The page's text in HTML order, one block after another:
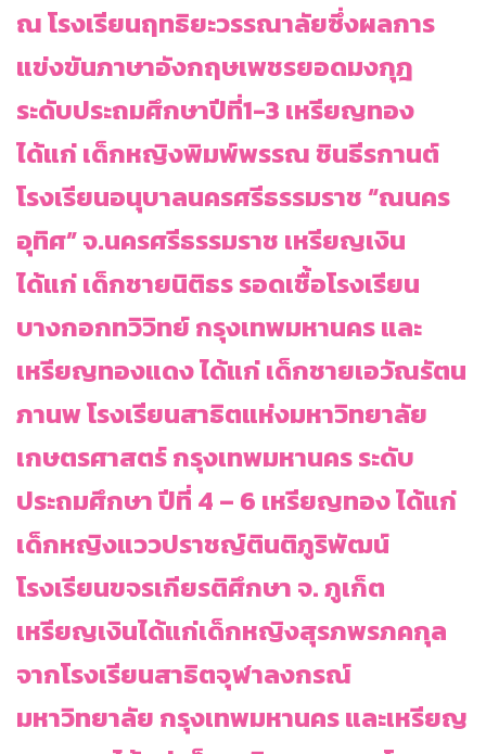
ณ โรงเรียนฤทธิยะวรรณาลัยซึ่งผลการ
แข่งขันภาษาอังกฤษเพชรยอดมงกุฎ
ระดับประถมศึกษาปีที่1-3 เหรียญทอง
ได้แก่ เด็กหญิงพิมพ์พรรณ ชินธีรกานต์
โรงเรียนอนุบาลนครศรีธรรมราช “ณนคร
อุทิศ” จ.นครศรีธรรมราช เหรียญเงิน
ได้แก่ เด็กชายนิติธร รอดเชื้อโรงเรียน
บางกอกทวิวิทย์ กรุงเทพมหานคร และ
เหรียญทองแดง ได้แก่ เด็กชายเอวัณรัตน
ภานพ โรงเรียนสาธิตแห่งมหาวิทยาลัย
เกษตรศาสตร์ กรุงเทพมหานคร ระดับ
ประถมศึกษา ปีที่ 4 – 6 เหรียญทอง ได้แก่
เด็กหญิงแววปราชญ์ตินติภูริพัฒน์
โรงเรียนขจรเกียรติศึกษา จ. ภูเก็ต
เหรียญเงินได้แก่เด็กหญิงสุรภพรภคกุล
จากโรงเรียนสาธิตจุฬาลงกรณ์
มหาวิทยาลัย กรุงเทพมหานคร และเหรียญ